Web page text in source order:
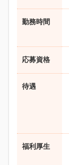
勤務時間
応募資格
待遇
福利厚生